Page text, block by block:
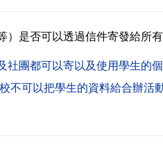
是否可以透過信件寄發給所
團都可以寄以及使用學生的個
可以把學生的資料給合辦活